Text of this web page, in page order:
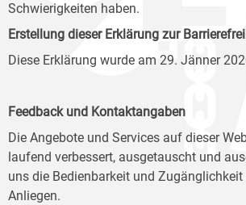
Schwierigkeiten haben.
Erstellung dieser Erklärung zur
Diese Erklärung wurde am 29. Jänner
Feedback und Kontaktangaben
Die Angebote und Services auf dieser
laufend verbessert, ausgetauscht und
uns die Bedienbarkeit und
Anliegen.